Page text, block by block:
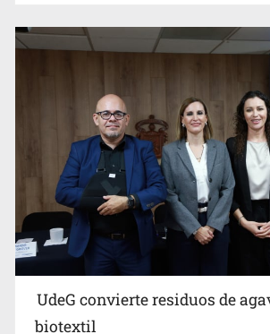
Ya hay solicitud de audiencia de
Cae en Zapopan prófugo
UdeG convierte residuos de
biotextil